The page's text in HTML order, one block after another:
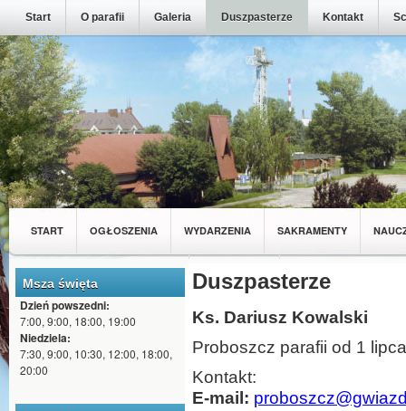
Start O parafii Galeria Duszpasterze Kontakt
START OGŁOSZENIA WYDARZENIA SAKRAMENTY
MŁODZIEŻ Z NASZEJ PARAFII WSPÓLNOTY
Msza święta
Dzień powszedni:
7:00, 9:00, 18:00, 19:00
Niedziela:
7:30, 9:00, 10:30, 12:00, 18:00,
20:00
Duszpasterze
Ks. Dariusz Kowalski
Proboszcz parafii od 1
Kontakt:
E-mail: